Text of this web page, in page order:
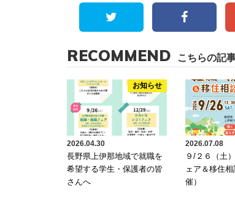
RECOMMEND こちらの記
お知らせ
2026.04.30
長野県上伊那地域で就職を
希望する学生・保護者の皆
さんへ
2026.07.08
９/２６（土
ェア＆移住
催）